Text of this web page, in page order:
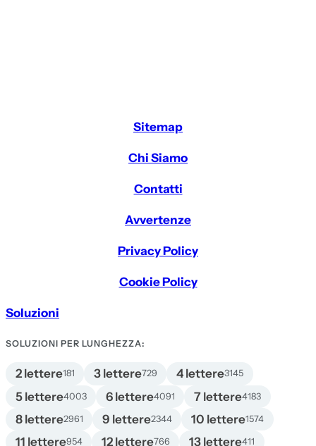
Sitemap
Chi Siamo
Contatti
Avvertenze
Privacy Policy
Cookie Policy
Soluzioni
SOLUZIONI PER LUNGHEZZA:
2 lettere181 3 lettere729 4 lettere3145
5 lettere4003 6 lettere4091 7 lettere4183
8 lettere2961 9 lettere2344 10 lettere1574
11 lettere954 12 lettere766 13 lettere411